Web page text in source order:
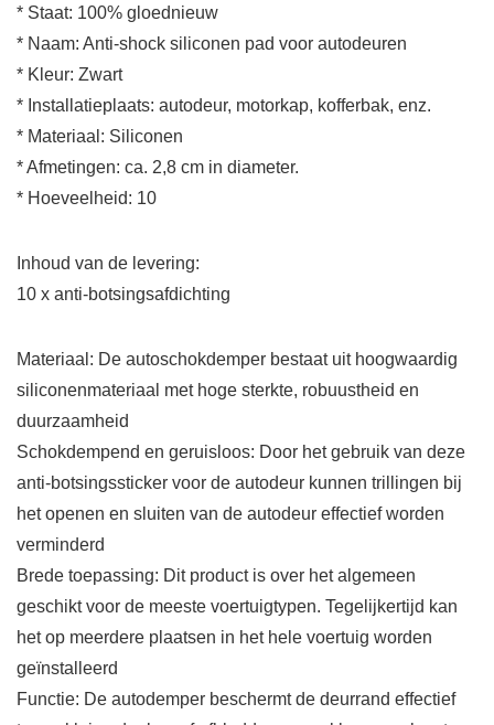
* Staat: 100% gloednieuw
* Naam: Anti-shock siliconen pad voor autodeuren
* Kleur: Zwart
* Installatieplaats: autodeur, motorkap, kofferbak, enz.
* Materiaal: Siliconen
* Afmetingen: ca. 2,8 cm in diameter.
* Hoeveelheid: 10
Inhoud van de levering:
10 x anti-botsingsafdichting
Materiaal: De autoschokdemper bestaat uit hoogwaardig
siliconenmateriaal met hoge sterkte, robuustheid en
duurzaamheid
Schokdempend en geruisloos: Door het gebruik van deze
anti-botsingssticker voor de autodeur kunnen trillingen bij
het openen en sluiten van de autodeur effectief worden
verminderd
Brede toepassing: Dit product is over het algemeen
geschikt voor de meeste voertuigtypen. Tegelijkertijd kan
het op meerdere plaatsen in het hele voertuig worden
geïnstalleerd
Functie: De autodemper beschermt de deurrand effectief